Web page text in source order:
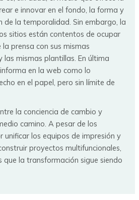
e innovar en el fondo, la forma y
de la temporalidad. Sin embargo, la
sitios están contentos de ocupar
la prensa con sus mismas
las mismas plantillas. En última
en la web como lo
en el papel, pero sin límite de
la conciencia de cambio y
camino. A pesar de los
unificar los equipos de impresión y
proyectos multifuncionales,
que la transformación sigue siendo